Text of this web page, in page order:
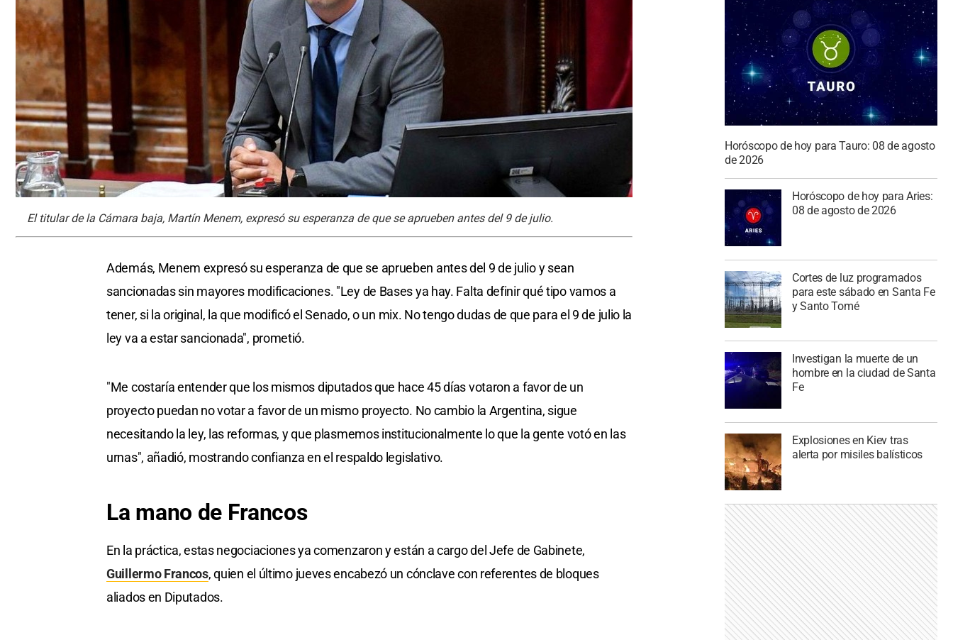
El titular de la Cámara baja, Martín Menem, expresó su esperanza de que se aprueben antes del 9 de julio.
Además, Menem expresó su esperanza de que se aprueben antes del 9 de julio y sean
sancionadas sin mayores modificaciones. "Ley de Bases ya hay. Falta definir qué tipo vamos a
tener, si la original, la que modificó el Senado, o un mix. No tengo dudas de que para el 9 de julio la
ley va a estar sancionada", prometió.
"Me costaría entender que los mismos diputados que hace 45 días votaron a favor de un
proyecto puedan no votar a favor de un mismo proyecto. No cambio la Argentina, sigue
necesitando la ley, las reformas, y que plasmemos institucionalmente lo que la gente votó en las
urnas", añadió, mostrando confianza en el respaldo legislativo.
La mano de Francos
En la práctica, estas negociaciones ya comenzaron y están a cargo del Jefe de Gabinete,
Guillermo Francos, quien el último jueves encabezó un cónclave con referentes de bloques
aliados en Diputados.
Horóscopo de hoy para Tauro: 08 de agosto
de 2026
Horóscopo de hoy para Aries:
08 de agosto de 2026
Cortes de luz programados
para este sábado en Santa Fe
y Santo Tomé
Investigan la muerte de un
hombre en la ciudad de Santa
Fe
Explosiones en Kiev tras
alerta por misiles balísticos